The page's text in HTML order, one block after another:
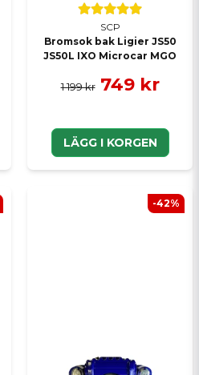
SCP
Bromsok bak Ligier JS50
JS50L IXO Microcar MGO
1 199 kr 749 kr
LÄGG I KORGEN
-42%